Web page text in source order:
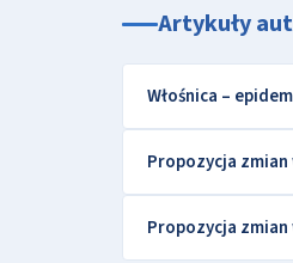
Artykuły
Włośnica –
Propozycja
Propozycja